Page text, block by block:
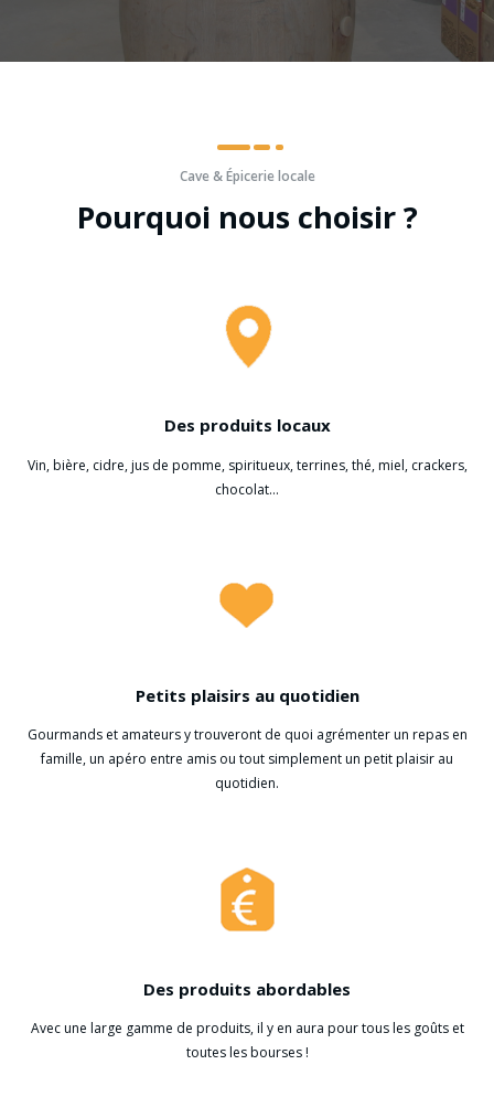
Cave & Épicerie locale
Pourquoi nous choisir ?
Des produits locaux
Vin, bière, cidre, jus de pomme, spiritueux, terrines, thé, miel, crackers,
chocolat...
Petits plaisirs au quotidien
Gourmands et amateurs y trouveront de quoi agrémenter un repas en
famille, un apéro entre amis ou tout simplement un petit plaisir au
quotidien.
Des produits abordables
Avec une large gamme de produits, il y en aura pour tous les goûts et
toutes les bourses !